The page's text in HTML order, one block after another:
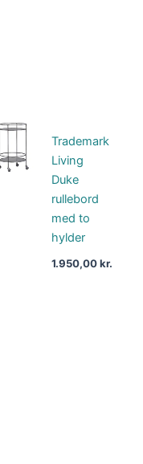
Trademark
Living
Duke
rullebord
med to
hylder
1.950,00kr.